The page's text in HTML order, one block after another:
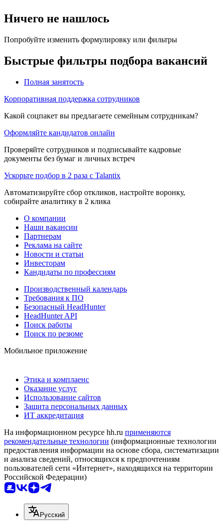
Ничего не нашлось
Попробуйте изменить формулировку или фильтры
Быстрые фильтры подбора вакансий
Полная занятость
Корпоративная поддержка сотрудников
Какой соцпакет вы предлагаете семейным сотрудникам?
Оформляйте кандидатов онлайн
Проверяйте сотрудников и подписывайте кадровые
документы без бумаг и личных встреч
Ускорьте подбор в 2 раза с Talantix
Автоматизируйте сбор откликов, настройте воронку,
собирайте аналитику в 2 клика
О компании
Наши вакансии
Партнерам
Реклама на сайте
Новости и статьи
Инвесторам
Кандидаты по профессиям
Производственный календарь
Требования к ПО
Безопасный HeadHunter
HeadHunter API
Поиск работы
Поиск по резюме
Мобильное приложение
Этика и комплаенс
Оказание услуг
Использование сайтов
Защита персональных данных
ИТ аккредитация
На информационном ресурсе hh.ru применяются
рекомендательные технологии (информационные технологии
предоставления информации на основе сбора, систематизации
и анализа сведений, относящихся к предпочтениям
пользователей сети «Интернет», находящихся на территории
Российской Федерации)
Русский